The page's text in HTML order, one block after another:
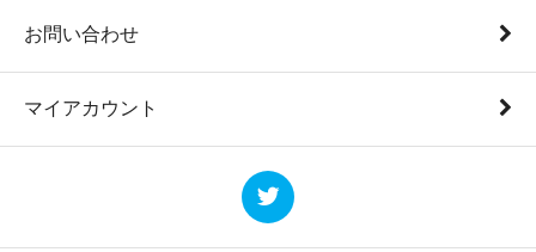
お問い合わせ
マイアカウント